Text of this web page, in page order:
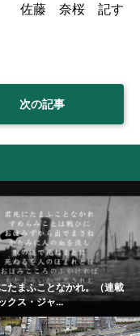
佐藤 奈桜 記す
次の記事
たまふことなかれ。（連載
クス・ジャ...